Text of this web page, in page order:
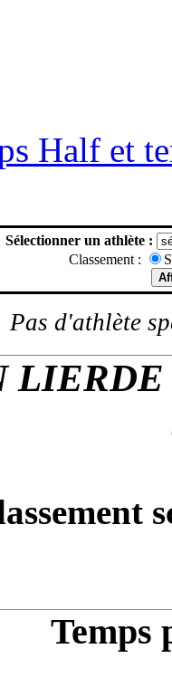
Half et
Sélectionner un athlète :
Classement :
Pas d'athlète
Temps